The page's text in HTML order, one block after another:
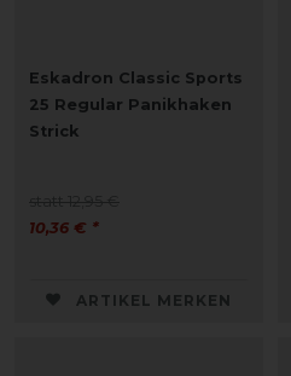
Eskadron Classic Sports
25 Regular Panikhaken
Strick
10,36 € *
ARTIKEL MERKEN